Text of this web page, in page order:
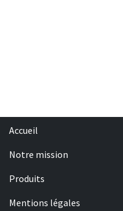
Accueil
Notre mission
Produits
Mentions légales